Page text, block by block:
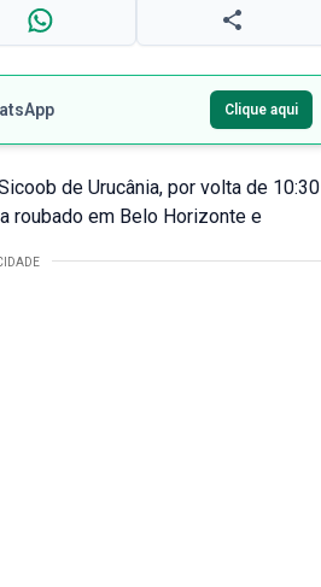
Clique aqui
de Urucânia, por volta de 10:30
roubado em Belo Horizonte e